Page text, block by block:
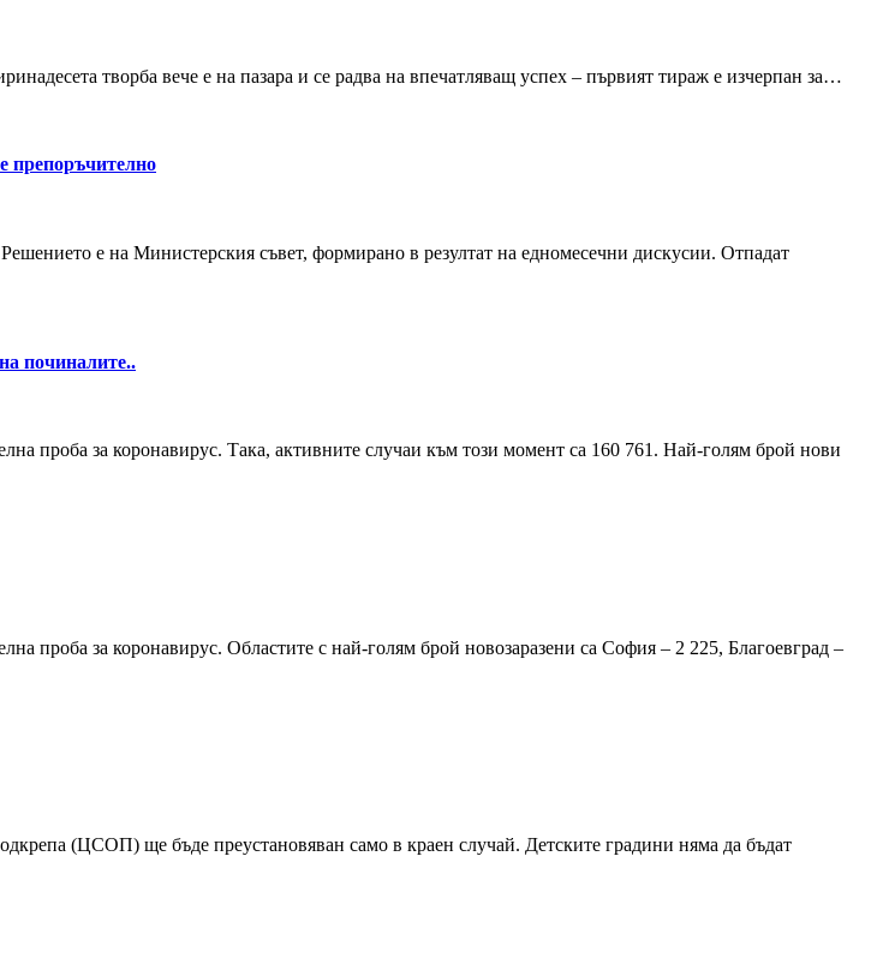
творба вече е на пазара и се радва на впечатляващ успех – първият тираж е изчерпан за…
препоръчително
е на Министерския съвет, формирано в резултат на едномесечни дискусии. Отпадат
починалите..
проба за коронавирус. Така, активните случаи към този момент са 160 761. Най-голям брой нови
проба за коронавирус. Областите с най-голям брой новозаразени са София – 2 225, Благоевград –
(ЦСОП) ще бъде преустановяван само в краен случай. Детските градини няма да бъдат